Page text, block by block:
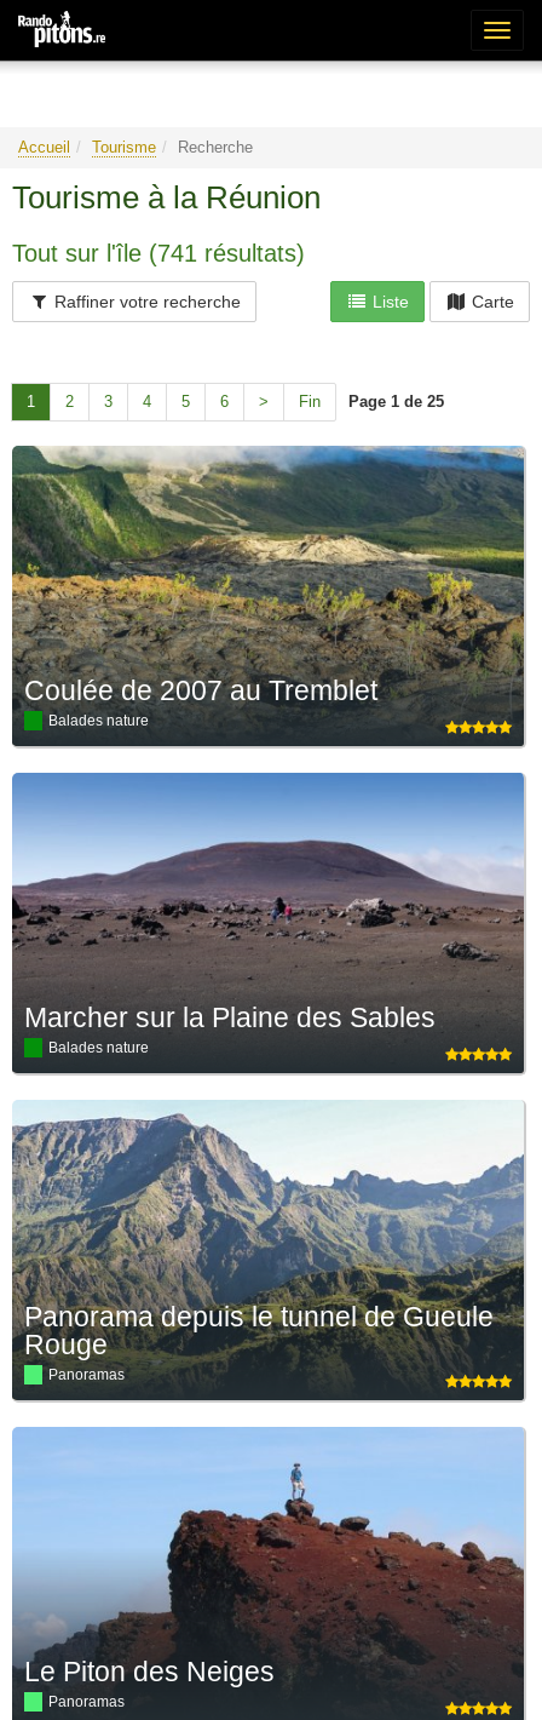
Accueil Tourisme Recherche
Tourisme à la Réunion
Tout sur l'île (741 résultats)
Raffiner votre recherche Liste Carte
1 2 3 4 5 6 > Fin Page 1 de 25
Coulée de 2007 au Tremblet
Balades nature
Marcher sur la Plaine des Sables
Balades nature
Panorama depuis le tunnel de Gueule
Rouge
Panoramas
Le Piton des Neiges
Panoramas